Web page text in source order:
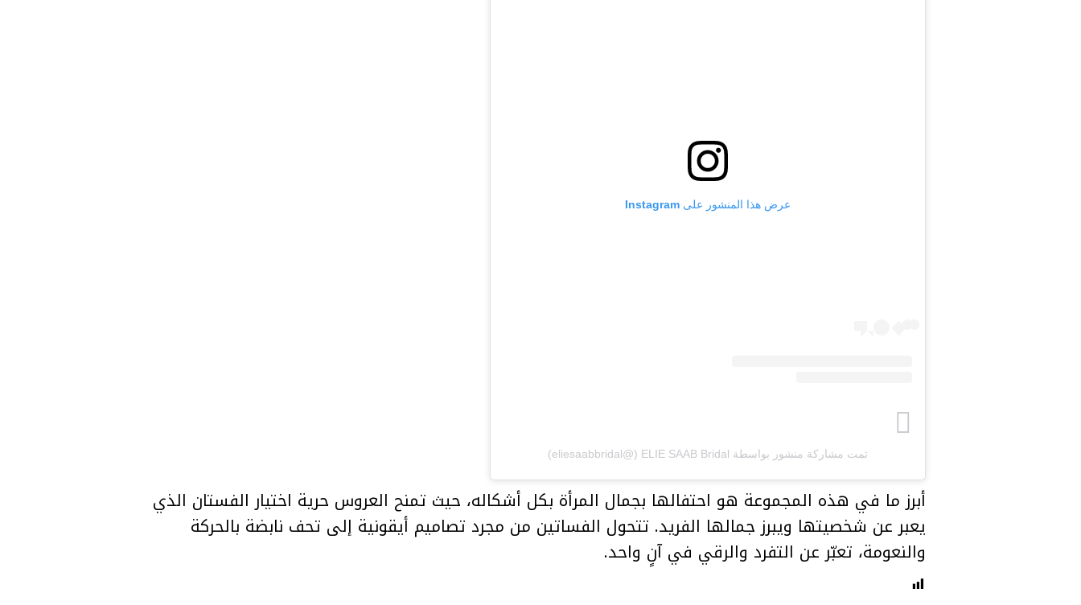
عرض هذا المنشور على Instagram
تمت مشاركة منشور بواسطة ‏‎ELIE SAAB Bridal‎‏ (@‏‎eliesaabbridal‎‏)
أبرز ما في هذه المجموعة هو احتفالها بجمال المرأة بكل أشكاله، حيث تمنح العروس حرية اختيار الفستان الذي
يعبر عن شخصيتها ويبرز جمالها الفريد. تتحول الفساتين من مجرد تصاميم أيقونية إلى تحف نابضة بالحركة
والنعومة، تعبّر عن التفرد والرقي في آنٍ واحد.